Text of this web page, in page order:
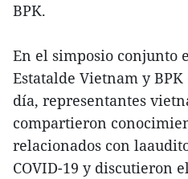
BPK.
En el simposio conjunto
Estatalde Vietnam y
día, representantes
compartieron
relacionados con
COVID-19 y discutieron